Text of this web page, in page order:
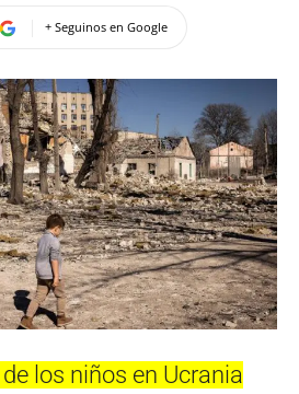
+ Seguinos en Google
los niños en Ucrania